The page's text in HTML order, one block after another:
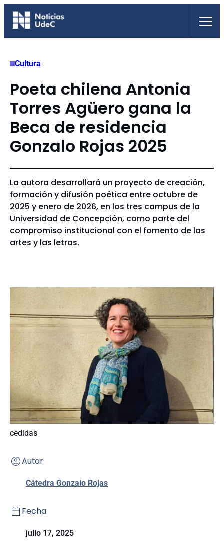
Saltar
Cultura
Poeta chilena Antonia
Torres Agüero gana la
Beca de residencia
Gonzalo Rojas 2025
La autora desarrollará un proyecto de creación,
formación y difusión poética entre octubre de
2025 y enero de 2026, en los tres campus de la
Universidad de Concepción, como parte del
compromiso institucional con el fomento de las
artes y las letras.
cedidas
Autor
Cátedra Gonzalo Rojas
Fecha
julio 17, 2025